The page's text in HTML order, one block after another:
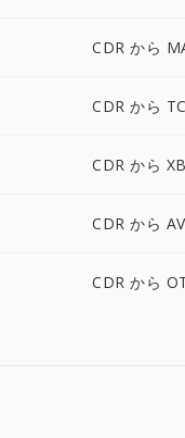
CDR から
CDR から
CDR から
CDR から
CDR から